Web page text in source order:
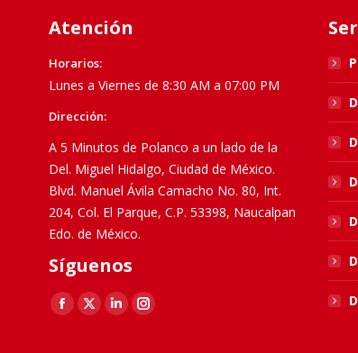
Atención
Horarios:
Lunes a Viernes de 8:30 AM a 07:00 PM
Dirección:
A 5 Minutos de Polanco a un lado de la
Del. Miguel Hidalgo, Ciudad de México.
Blvd. Manuel Ávila Camacho No. 80, Int.
204, Col. El Parque, C.P. 53398, Naucalpan
Edo. de México.
Síguenos
Find us on:
Facebook
X
LinkedinInstagram